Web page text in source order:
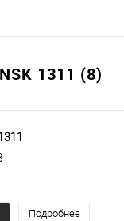
1311 (8)
Подробнее